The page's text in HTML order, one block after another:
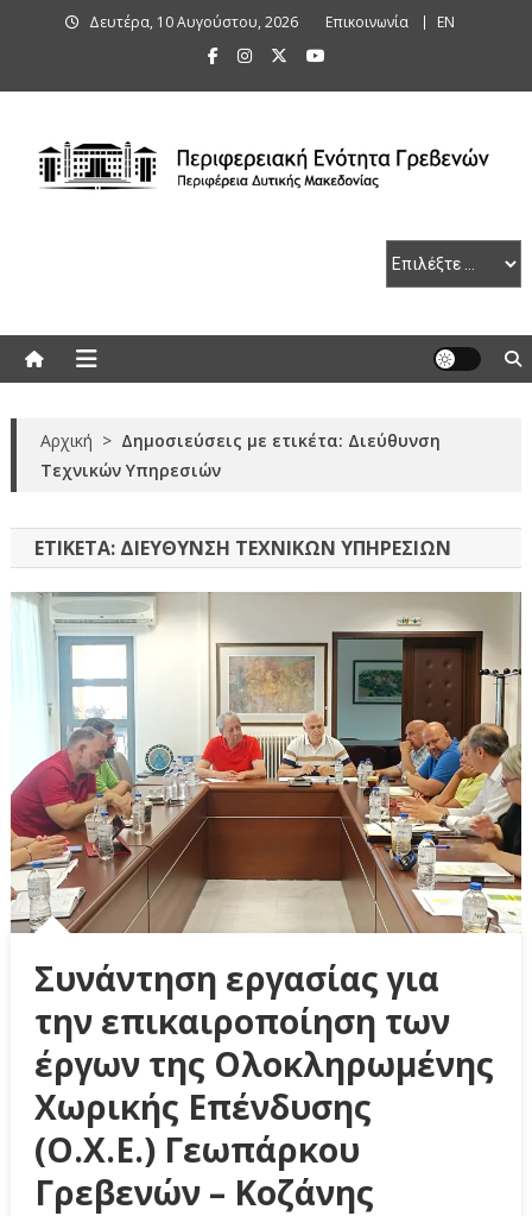
Δευτέρα, 10 Αυγούστου, 2026 Επικοινωνία ΕΝ
Αρχική > Δημοσιεύσεις με ετικέτα: Διεύθυνση
Τεχνικών Υπηρεσιών
ΕΤΙΚΈΤΑ: ΔΙΕΎΘΥΝΣΗ ΤΕΧΝΙΚΏΝ ΥΠΗΡΕΣΙΏΝ
Συνάντηση εργασίας για
την επικαιροποίηση των
έργων της Ολοκληρωμένης
Χωρικής Επένδυσης
(Ο.Χ.Ε.) Γεωπάρκου
Γρεβενών – Κοζάνης